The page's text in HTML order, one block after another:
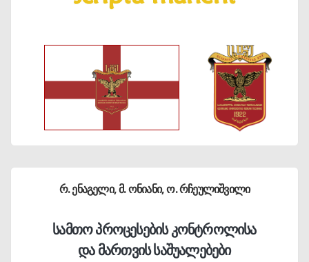
რ. ენაგელი, მ. ონიანი, ო. რჩეულიშვილი
სამთო პროცესების კონტროლისა
და მართვის საშუალებები